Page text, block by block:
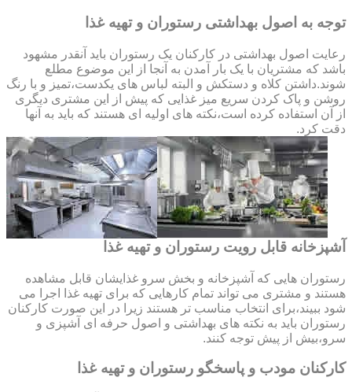
توجه به اصول بهداشتی رستوران و تهیه غذا
رعایت اصول بهداشتی در کارکنان یک رستوران باید آنقدر مشهود
باشد که مشتریان با یک بار آمدن به آنجا از این موضوع مطلع
شوند.داشتن کلاه و دستکش و البته لباس های یکدست،تمیز و با رنگ
روشن و پاک کردن سریع میز غذایی که پیش از این مشتری دیگری
از آن استفاده کرده است،نکته های اولیه ای هستند که باید به آنها
دقت کرد.
آشپزخانه قابل رویت رستوران و تهیه غذا
رستوران هایی که آشپزخانه و بخش سرو غذایشان قابل مشاهده
هستند و مشتری می تواند تمام کارهایی که برای تهیه غذا اجرا می
شود ببیند،برای انتخاب مناسب تر هستند زیرا در این صورت کارکنان
رستوران باید به نکته های بهداشتی و اصول حرفه ای آشپزی و
سرو،بیش از پیش توجه کنند.
کارکنان مودب و پاسخگو رستوران و تهیه غذا